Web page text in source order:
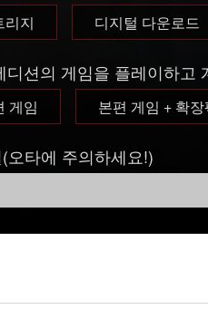
리지 디지털 다운로드
디션의 게임을 플레이하고
게임 본편 게임 + 확장
오타에 주의하세요!)